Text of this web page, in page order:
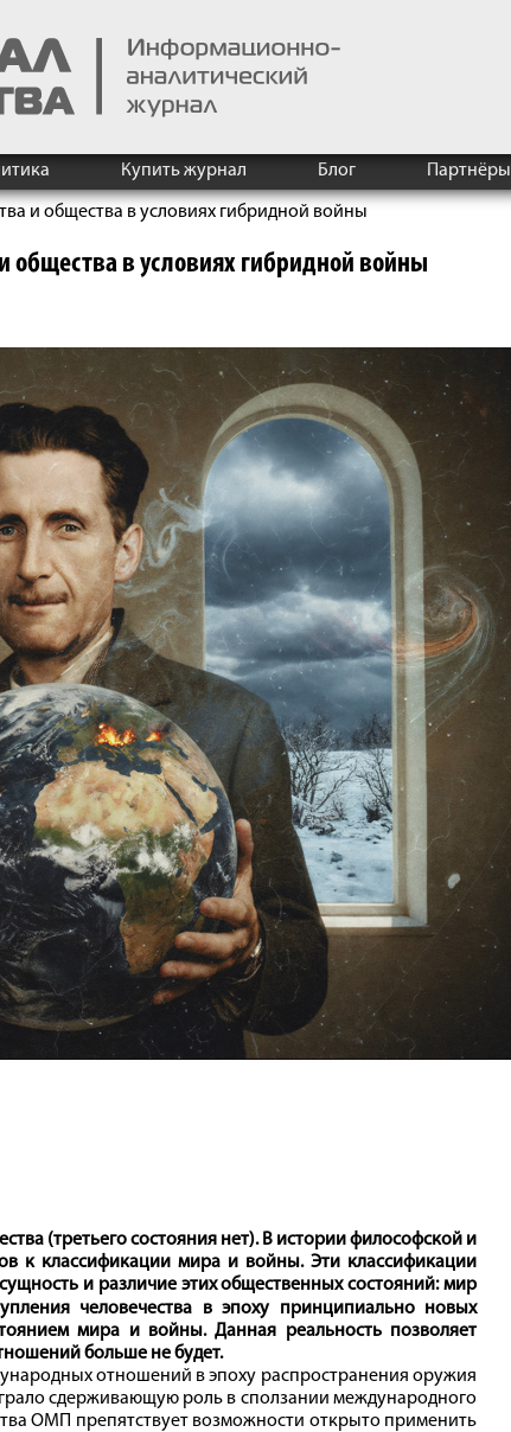
Купить журнал Блог Партнёры
и общества в условиях гибридной войны
общества в условиях гибридной войны
(третьего состояния нет). В истории философской и
к классификации мира и войны. Эти классификации
и различие этих общественных состояний: мир
человечества в эпоху принципиально новых
мира и войны. Данная реальность позволяет
больше не будет.
отношений в эпоху распространения оружия
сдерживающую роль в сползании международного
ОМП препятствует возможности открыто применить